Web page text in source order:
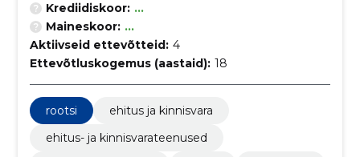
Krediidiskoor: ...
Maineskoor: ...
Aktiivseid ettevõtteid: 4
Ettevõtluskogemus (aastaid): 18
rootsi
ehitus ja kinnisvara
ehitus- ja kinnisvarateenused